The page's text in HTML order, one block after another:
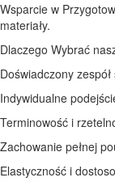
Wsparcie w
materiały.
Dlaczego Wybrać
Doświadczony
Indywidualne
Terminowość i
Zachowanie pełnej
Elastyczność i